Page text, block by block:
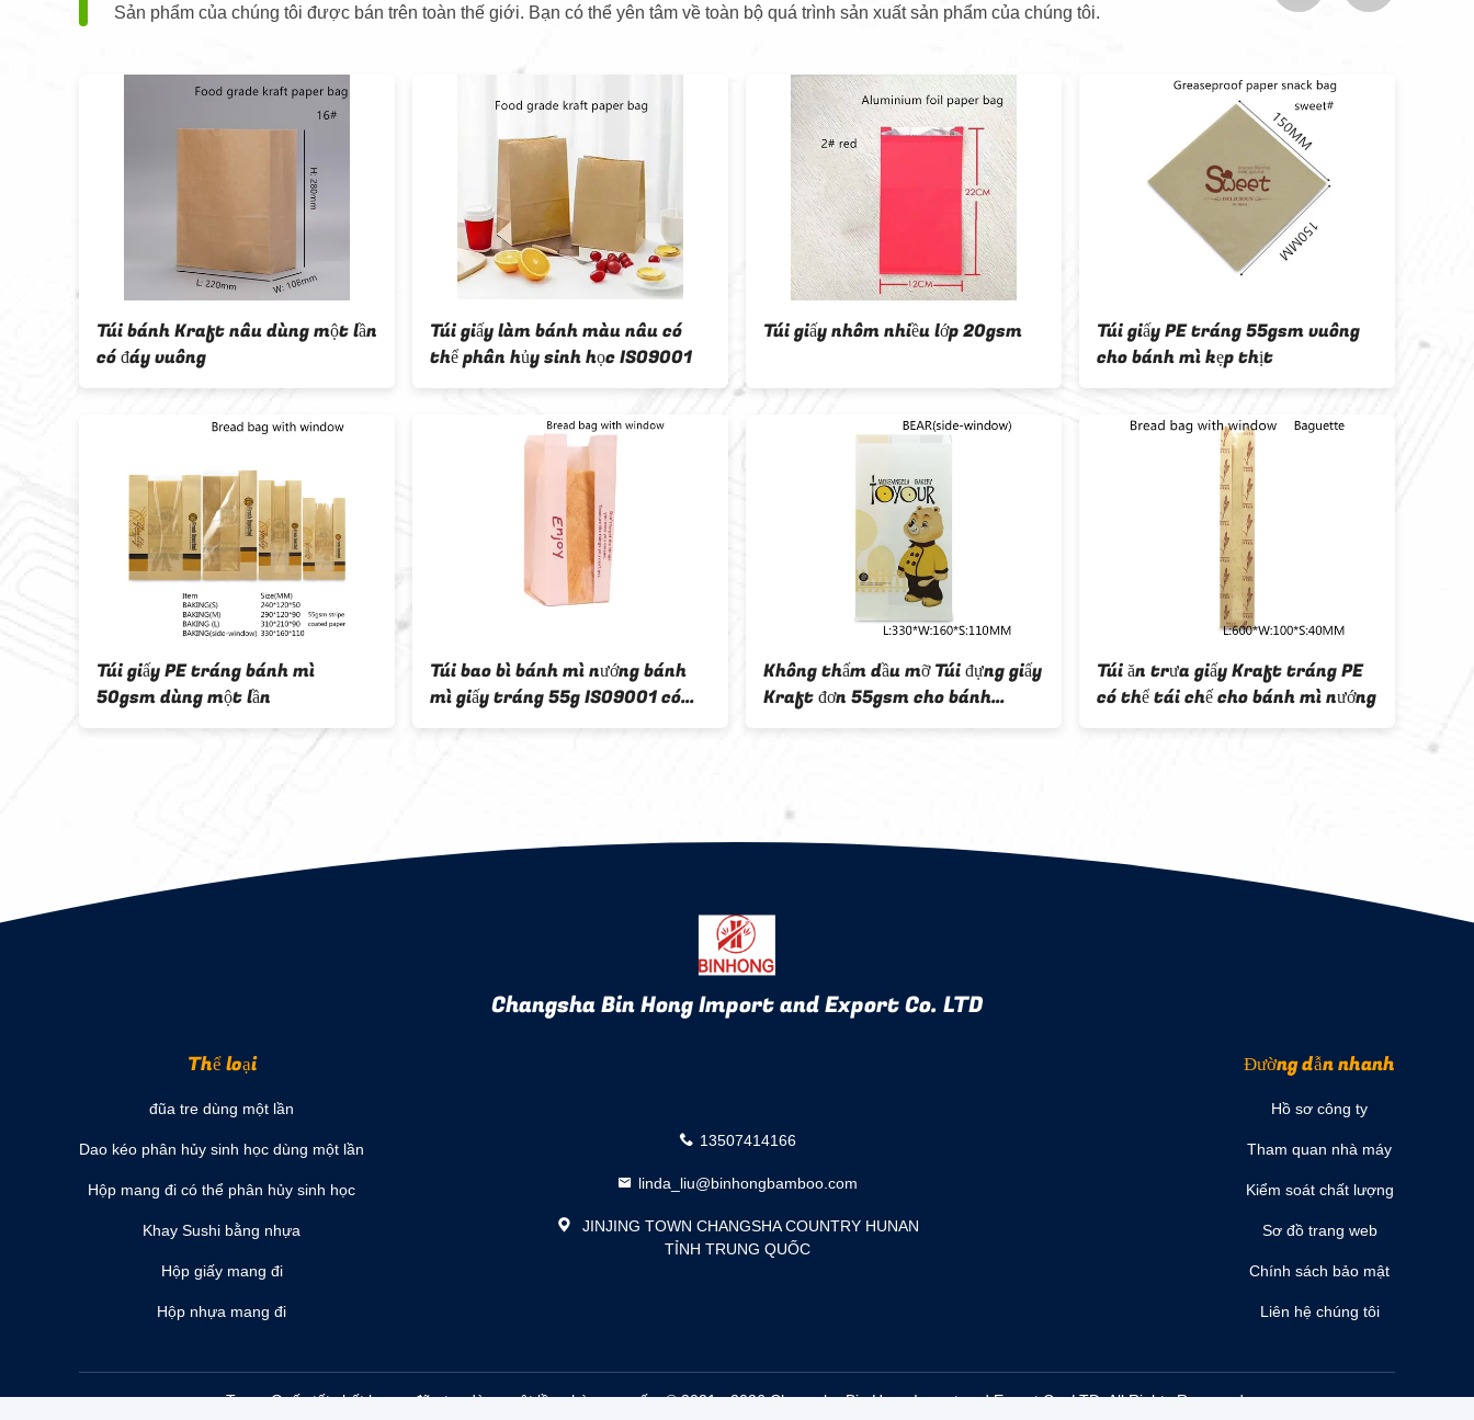
Sản phẩm của chúng tôi được bán trên toàn thế giới. Bạn có thể yên tâm về toàn bộ quá trình sản xuất sản phẩm của chúng tôi.
Túi bánh Kraft nâu dùng một lần
có đáy vuông
Túi giấy làm bánh màu nâu có
thể phân hủy sinh học ISO9001
Túi giấy nhôm nhiều lớp 20gsm
Túi giấy PE tráng 55gsm vuông
cho bánh mì kẹp thịt
Túi giấy PE tráng bánh mì
50gsm dùng một lần
Túi bao bì bánh mì nướng bánh
mì giấy tráng 55g ISO9001 có
cửa sổ
Không thấm dầu mỡ Túi đựng giấy
Kraft đơn 55gsm cho bánh
sandwich
Túi ăn trưa giấy Kraft tráng PE
có thể tái chế cho bánh mì nướng
Changsha Bin Hong Import and Export Co. LTD
Thể loại
đũa tre dùng một lần
Dao kéo phân hủy sinh học dùng một lần
Hộp mang đi có thể phân hủy sinh học
Khay Sushi bằng nhựa
Hộp giấy mang đi
Hộp nhựa mang đi
13507414166
linda_liu@binhongbamboo.com
JINJING TOWN CHANGSHA COUNTRY HUNAN
TỈNH TRUNG QUỐC
Đường dẫn nhanh
Hồ sơ công ty
Tham quan nhà máy
Kiểm soát chất lượng
Sơ đồ trang web
Chính sách bảo mật
Liên hệ chúng tôi
Trung Quốc tốt chất lượng đũa tre dùng một lần nhà cung cấp. © 2021 - 2026 Changsha Bin Hong Import and Export Co. LTD. All Rights Reserved.